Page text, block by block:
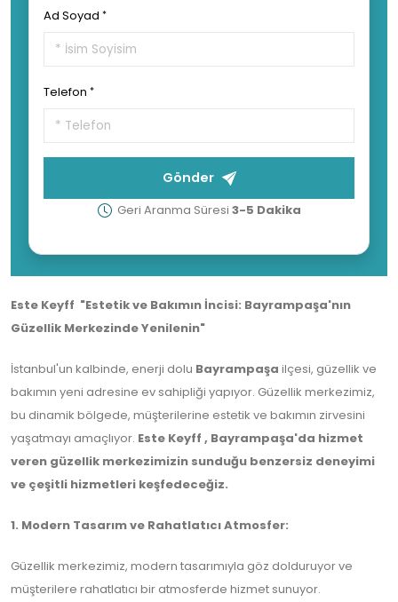
Ad Soyad
Telefon
Gönder
Geri Aranma Süresi 3-5 Dakika
Este Keyff "Estetik ve Bakımın İncisi: Bayrampaşa'nın
Güzellik Merkezinde Yenilenin"
İstanbul'un kalbinde, enerji dolu Bayrampaşa ilçesi, güzellik ve
bakımın yeni adresine ev sahipliği yapıyor. Güzellik merkezimiz,
bu dinamik bölgede, müşterilerine estetik ve bakımın zirvesini
yaşatmayı amaçlıyor. Este Keyff , Bayrampaşa'da hizmet
veren güzellik merkezimizin sunduğu benzersiz deneyimi
ve çeşitli hizmetleri keşfedeceğiz.
1. Modern Tasarım ve Rahatlatıcı Atmosfer:
Güzellik merkezimiz, modern tasarımıyla göz dolduruyor ve
müşterilere rahatlatıcı bir atmosferde hizmet sunuyor.